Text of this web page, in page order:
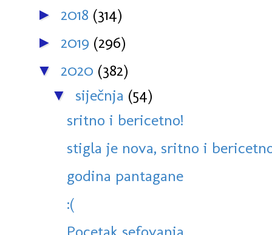
► 2018 (314)
► 2019 (296)
▼ 2020 (382)
▼ siječnja (54)
sritno i bericetno!
stigla je nova, sritno i
godina pantagane
:(